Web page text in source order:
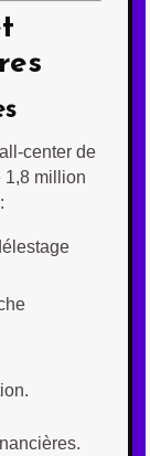
center de
1,8 million